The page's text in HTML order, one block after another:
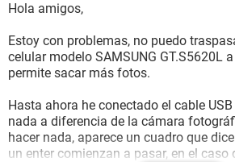
Hola amigos,
Estoy con problemas, no puedo
celular modelo SAMSUNG GT.S5620L
permite sacar más fotos.
Hasta ahora he conectado el cable
nada a diferencia de la cámara
hacer nada, aparece un cuadro que
un enter comienzan a pasar, en el caso